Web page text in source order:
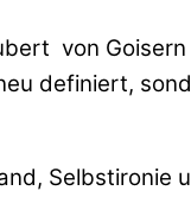
von
definiert,
Selbstironie